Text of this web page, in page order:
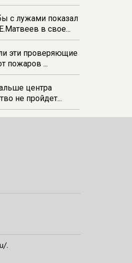
области
выявил 55
сорняков
с лужами показал
в свое...
эти проверяющие
пожаров ...
центра
не пройдет...
.